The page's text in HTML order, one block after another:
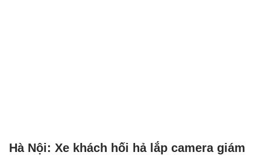
Hà Nội: Xe khách hối hả lắp camera giám